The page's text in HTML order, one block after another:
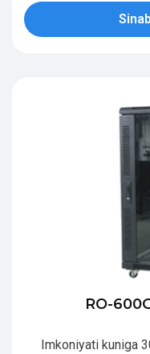
RO-
Imkoniyati kuniga